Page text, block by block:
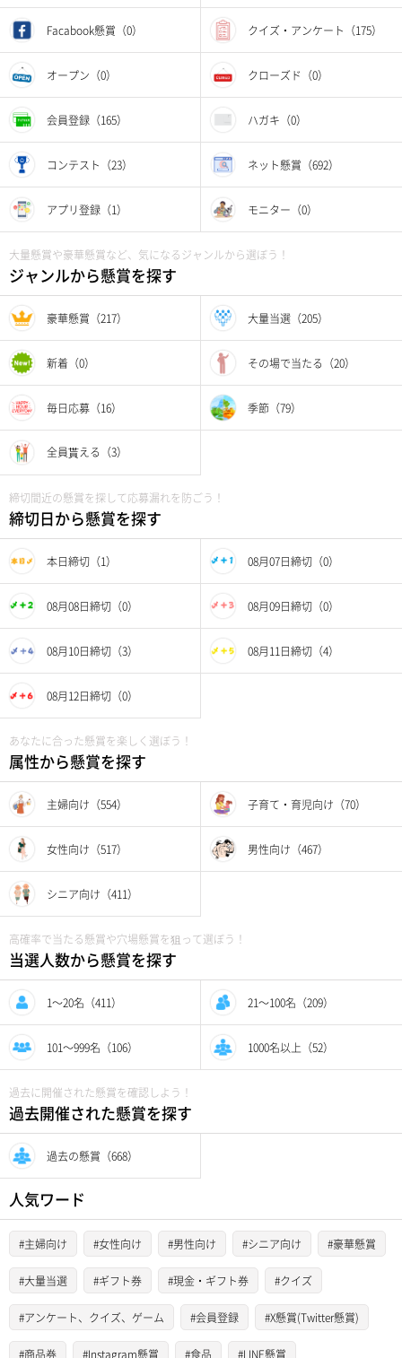
Facabook懸賞（0） クイズ・アンケート（175）
オープン（0） クローズド（0）
会員登録（165） ハガキ（0）
コンテスト（23） ネット懸賞（692）
アプリ登録（1） モニター（0）
大量懸賞や豪華懸賞など、気になるジャンルから選ぼう！
ジャンルから懸賞を探す
豪華懸賞（217） 大量当選（205）
新着（0） その場で当たる（20）
毎日応募（16） 季節（79）
全員貰える（3）
締切間近の懸賞を探して応募漏れを防ごう！
締切日から懸賞を探す
本日締切（1） 08月07日締切（0）
08月08日締切（0） 08月09日締切（0）
08月10日締切（3） 08月11日締切（4）
08月12日締切（0）
あなたに合った懸賞を楽しく選ぼう！
属性から懸賞を探す
主婦向け（554） 子育て・育児向け（70）
女性向け（517） 男性向け（467）
シニア向け（411）
高確率で当たる懸賞や穴場懸賞を狙って選ぼう！
当選人数から懸賞を探す
1〜20名（411） 21〜100名（209）
101〜999名（106） 1000名以上（52）
過去に開催された懸賞を確認しよう！
過去開催された懸賞を探す
過去の懸賞（668）
人気ワード
#主婦向け #女性向け #男性向け #シニア向け #豪華懸賞
#大量当選 #ギフト券 #現金・ギフト券 #クイズ
#アンケート、クイズ、ゲーム #会員登録 #X懸賞(Twitter懸賞)
#商品券 #Instagram懸賞 #食品 #LINE懸賞